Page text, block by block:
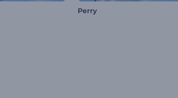
Perry